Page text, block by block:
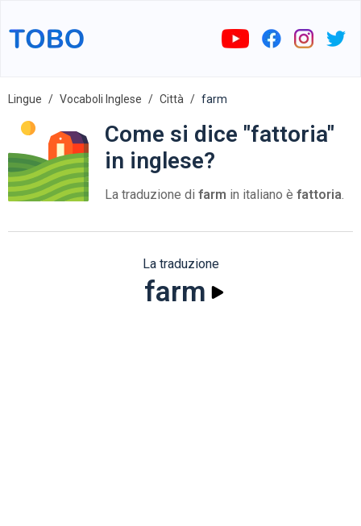
Lingue Vocaboli Inglese Città farm
Come si dice "fattoria"
in inglese?
La traduzione di farm in italiano è fattoria.
La traduzione
farm